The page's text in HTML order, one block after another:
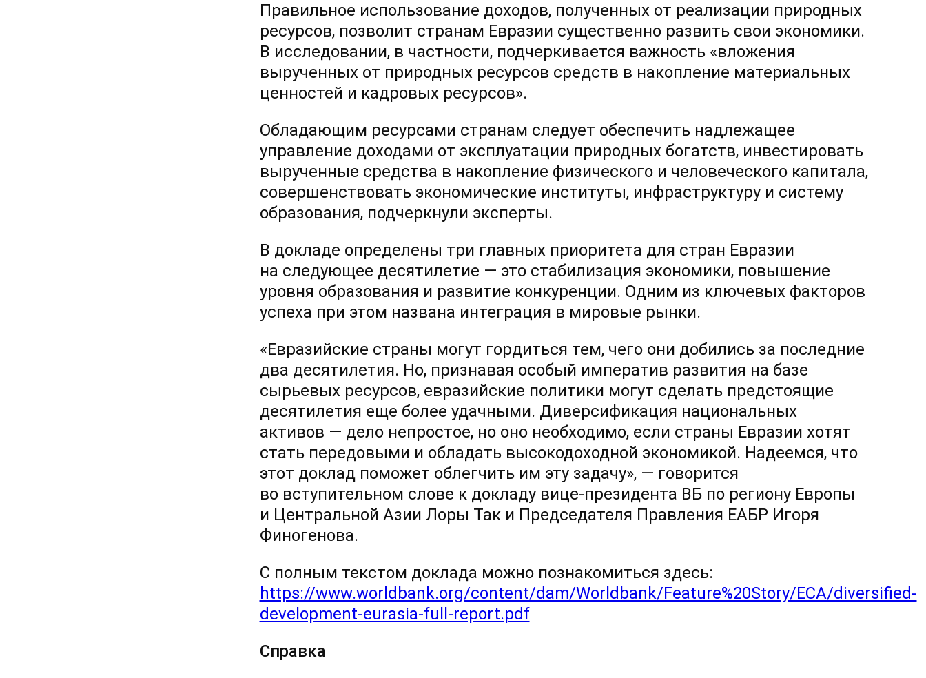
Правильное использование доходов, полученных от реализации природных
ресурсов, позволит странам Евразии существенно развить свои экономики.
В исследовании, в частности, подчеркивается важность «вложения
вырученных от природных ресурсов средств в накопление материальных
ценностей и кадровых ресурсов».
Обладающим ресурсами странам следует обеспечить надлежащее
управление доходами от эксплуатации природных богатств, инвестировать
вырученные средства в накопление физического и человеческого капитала,
совершенствовать экономические институты, инфраструктуру и систему
образования, подчеркнули эксперты.
В докладе определены три главных приоритета для стран Евразии
на следующее десятилетие — это стабилизация экономики, повышение
уровня образования и развитие конкуренции. Одним из ключевых факторов
успеха при этом названа интеграция в мировые рынки.
«Евразийские страны могут гордиться тем, чего они добились за последние
два десятилетия. Но, признавая особый императив развития на базе
сырьевых ресурсов, евразийские политики могут сделать предстоящие
десятилетия еще более удачными. Диверсификация национальных
активов — дело непростое, но оно необходимо, если страны Евразии хотят
стать передовыми и обладать высокодоходной экономикой. Надеемся, что
этот доклад поможет облегчить им эту задачу», — говорится
во вступительном слове к докладу вице-президента ВБ по региону Европы
и Центральной Азии Лоры Так и Председателя Правления ЕАБР Игоря
Финогенова.
С полным текстом доклада можно познакомиться здесь:
https://www.worldbank.org/content/dam/Worldbank/Feature%20Story/ECA/diversified-
development-eurasia-full-report.pdf
Справка